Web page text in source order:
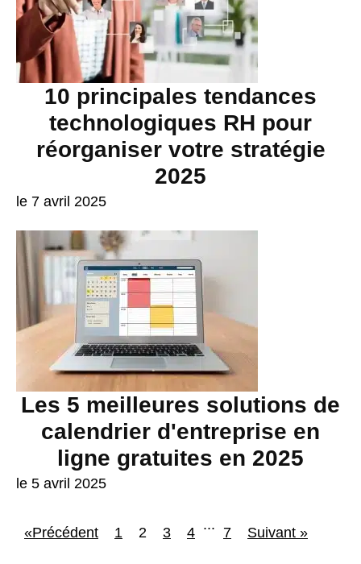
10 principales tendances
technologiques RH pour
réorganiser votre stratégie
2025
le 7 avril 2025
Les 5 meilleures solutions de
calendrier d'entreprise en
ligne gratuites en 2025
le 5 avril 2025
«Précédent 1 2 3 4 ... 7 Suivant »